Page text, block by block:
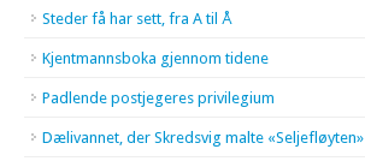
Steder få har sett, fra A til Å
Kjentmannsboka gjennom tidene
Padlende postjegeres privilegium
Dælivannet, der Skredsvig malte «Seljefløyten»